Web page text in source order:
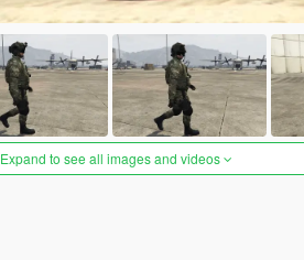
Expand to see all images and videos